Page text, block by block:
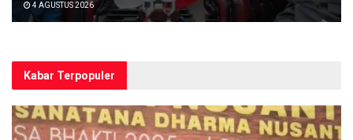
4 AGUSTUS 2026
Kabar Terpopuler